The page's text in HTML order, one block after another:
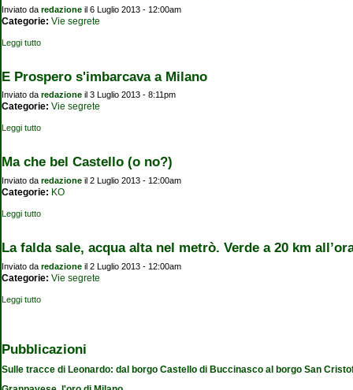
Inviato da redazione il 6 Luglio 2013 - 12:00am
Categorie: Vie segrete
Leggi tutto
E Prospero s'imbarcava a Milano
Inviato da redazione il 3 Luglio 2013 - 8:11pm
Categorie: Vie segrete
Leggi tutto
Ma che bel Castello (o no?)
Inviato da redazione il 2 Luglio 2013 - 12:00am
Categorie: KO
Leggi tutto
La falda sale, acqua alta nel metrò. Verde a 20 km
Inviato da redazione il 2 Luglio 2013 - 12:00am
Categorie: Vie segrete
Leggi tutto
Pubblicazioni
Sulle tracce di Leonardo: dal borgo Castello di Buccinasco al borgo San